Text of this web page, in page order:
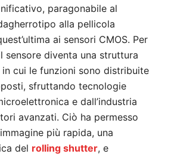
paragonabile al
alla pellicola
ai sensori CMOS. Per
sensore diventa una struttura
cui le funzioni sono distribuite
sfruttando tecnologie
e dall’industria
avanzati. Ciò ha permesso
più rapida, una
del rolling shutter, e